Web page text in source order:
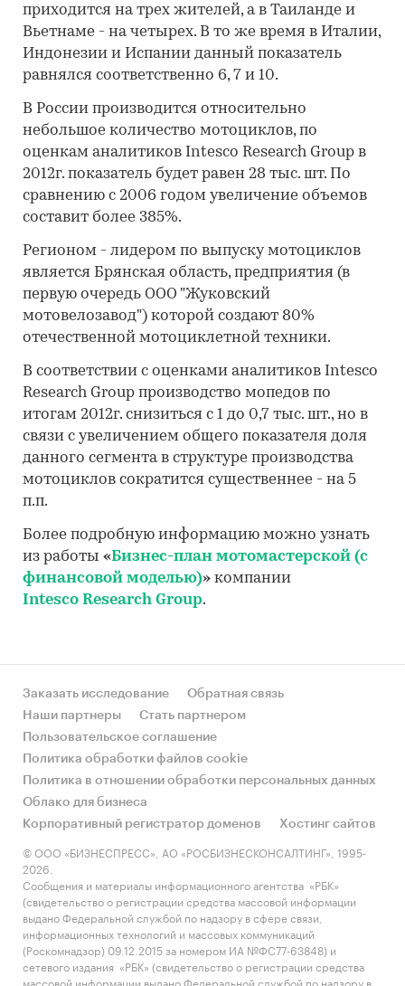
приходится на трех жителей, а в Таиланде и
Вьетнаме - на четырех. В то же время в Италии,
Индонезии и Испании данный показатель
равнялся соответственно 6, 7 и 10.
В России производится относительно
небольшое количество мотоциклов, по
оценкам аналитиков Intesco Research Group в
2012г. показатель будет равен 28 тыс. шт. По
сравнению с 2006 годом увеличение объемов
составит более 385%.
Регионом - лидером по выпуску мотоциклов
является Брянская область, предприятия (в
первую очередь ООО "Жуковский
мотовелозавод") которой создают 80%
отечественной мотоциклетной техники.
В соответствии с оценками аналитиков Intesco
Research Group производство мопедов по
итогам 2012г. снизиться с 1 до 0,7 тыс. шт., но в
связи с увеличением общего показателя доля
данного сегмента в структуре производства
мотоциклов сократится существеннее - на 5
п.п.
Более подробную информацию можно узнать
из работы «Бизнес-план мотомастерской (с
финансовой моделью)» компании
Intesco Research Group.
Заказать исследование
Обратная связь
Наши партнеры
Стать партнером
Пользовательское соглашение
Политика обработки файлов cookie
Политика в отношении обработки персональных данных
Облако для бизнеса
Корпоративный регистратор доменов
Хостинг сайтов
© ООО «БИЗНЕСПРЕСС», АО «РОСБИЗНЕСКОНСАЛТИНГ», 1995-
2026.
Сообщения и материалы информационного агентства «РБК»
(свидетельство о регистрации средства массовой информации
выдано Федеральной службой по надзору в сфере связи,
информационных технологий и массовых коммуникаций
(Роскомнадзор) 09.12.2015 за номером ИА №ФС77-63848) и
сетевого издания «РБК» (свидетельство о регистрации средства
массовой информации выдано Федеральной службой по надзору в